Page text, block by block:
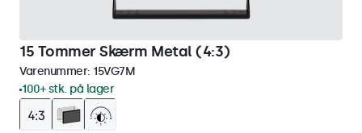
15 Tommer Skærm Metal (4:3)
Varenummer: 15VG7M
100+ stk. på lager